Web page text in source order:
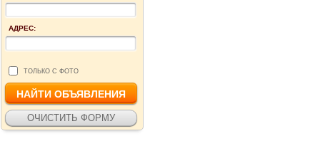
АДРЕС:
ТОЛЬКО С ФОТО